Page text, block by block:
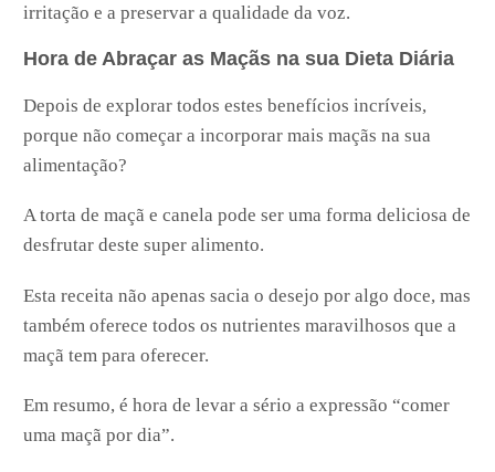
irritação e a preservar a qualidade da voz.
Hora de Abraçar as Maçãs na sua Dieta Diária
Depois de explorar todos estes benefícios incríveis,
porque não começar a incorporar mais maçãs na sua
alimentação?
A torta de maçã e canela pode ser uma forma deliciosa de
desfrutar deste super alimento.
Esta receita não apenas sacia o desejo por algo doce, mas
também oferece todos os nutrientes maravilhosos que a
maçã tem para oferecer.
Em resumo, é hora de levar a sério a expressão “comer
uma maçã por dia”.